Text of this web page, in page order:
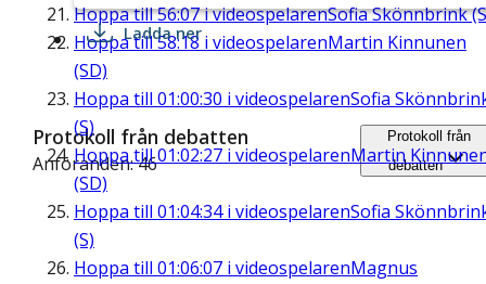
Hoppa till56:07i videospelarenSofia Skönnbrink
Hoppa till58:18 i videospelarenMartin Kinnunen
(SD)
Hoppa till 01:00:30 i videospelarenSofia
(S)
Hoppa till01:02:27 i videospelarenMartin
(SD)
Hoppa till 01:04:34i videospelarenSofia
(S)
Hoppa till 01:06:07 i videospelarenMagnus
Ladda ner
Protokoll från debatten
Anföranden: 46
Protokoll från
debatten